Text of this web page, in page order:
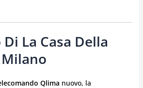
La Casa Della
Qlima nuovo, la